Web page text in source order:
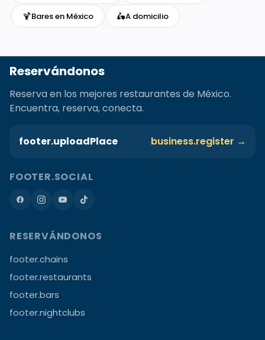
🍹Bares en México 🛵A domicilio
Reservándonos
Reserva en los mejores restaurantes de México.
Encuentra, reserva, conecta.
footer.uploadPlace business.register →
FOOTER.SOCIAL
RESERVÁNDONOS
footer.chains
footer.restaurants
footer.bars
footer.nightclubs